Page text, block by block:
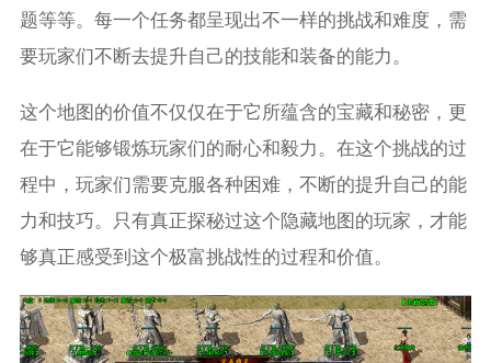
题等等。每一个任务都呈现出不一样的挑战和难度，需
要玩家们不断去提升自己的技能和装备的能力。
这个地图的价值不仅仅在于它所蕴含的宝藏和秘密，更
在于它能够锻炼玩家们的耐心和毅力。在这个挑战的过
程中，玩家们需要克服各种困难，不断的提升自己的能
力和技巧。只有真正探秘过这个隐藏地图的玩家，才能
够真正感受到这个极富挑战性的过程和价值。